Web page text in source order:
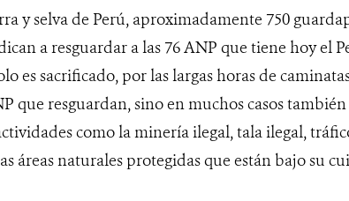
y selva de Perú, aproximadamente 750
a resguardar a las 76 ANP que tiene hoy el
es sacrificado, por las largas horas de
que resguardan, sino en muchos casos
como la minería ilegal, tala ilegal,
áreas naturales protegidas que están bajo su